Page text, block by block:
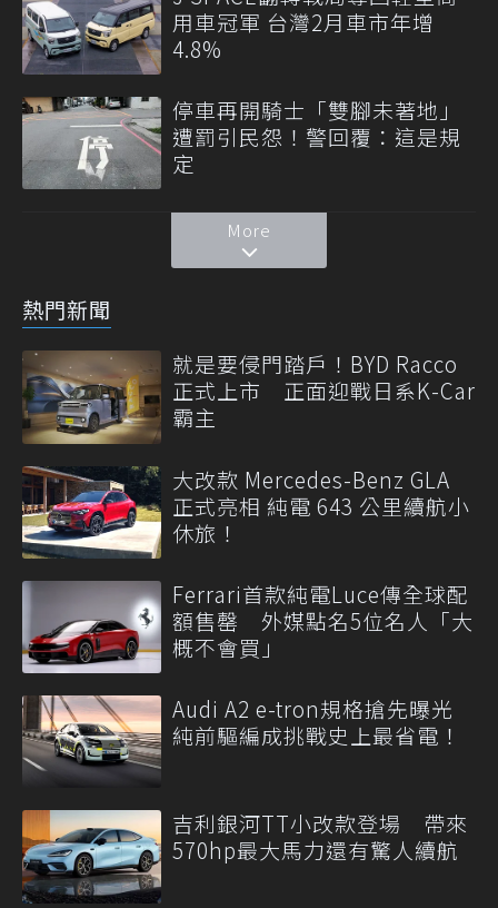
用車冠軍 台灣2月車市年增
4.8%
停車再開騎士「雙腳未著地」
遭罰引民怨！警回覆：這是規
定
More
熱門新聞
就是要侵門踏戶！BYD Racco
正式上市 正面迎戰日系K-Car
霸主
大改款 Mercedes-Benz GLA
正式亮相 純電 643 公里續航小
休旅！
Ferrari首款純電Luce傳全球配
額售罄 外媒點名5位名人「大
概不會買」
Audi A2 e-tron規格搶先曝光
純前驅編成挑戰史上最省電！
吉利銀河TT小改款登場 帶來
570hp最大馬力還有驚人續航